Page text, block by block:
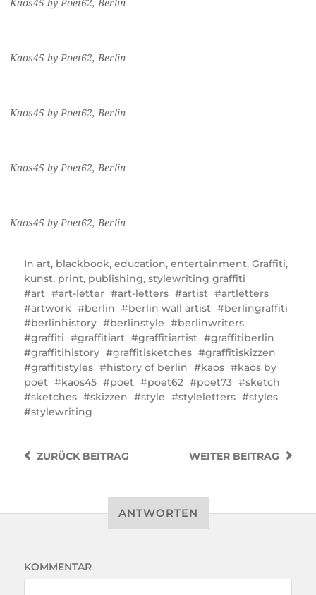
Kaos45 by Poet62, Berlin
Kaos45 by Poet62, Berlin
Kaos45 by Poet62, Berlin
Kaos45 by Poet62, Berlin
Kaos45 by Poet62, Berlin
In art, blackbook, education, entertainment, Graffiti,
kunst, print, publishing, stylewriting graffiti
art
art-letter art-letters artist
artletters
artwork
berlin berlin wall artist
berlingraffiti
berlinhistory
berlinstyle
berlinwriters
graffiti
graffitiart graffitiartist
graffitiberlin
graffitihistory
graffitisketches
graffitiskizzen
graffitistyles
history of berlin kaos
kaos by
poet
kaos45 poet poet62 poet73
sketch
sketches
skizzen style styleletters
styles
stylewriting
WEITER BEITRAG
ZURÜCKBEITRAG
ANTWORTEN
KOMMENTAR